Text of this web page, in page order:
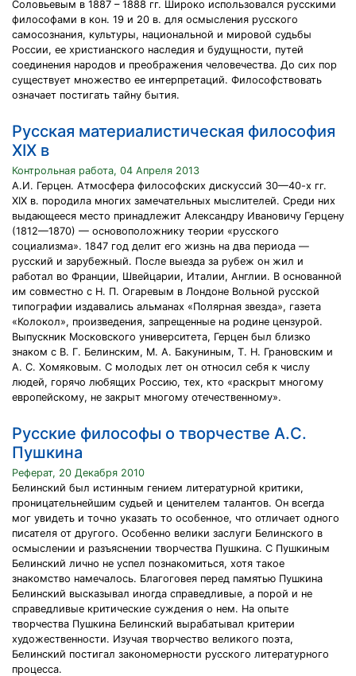
Соловьевым в 1887 – 1888 гг. Широко использовался русскими
философами в кон. 19 и 20 в. для осмысления русского
самосознания, культуры, национальной и мировой судьбы
России, ее христианского наследия и будущности, путей
соединения народов и преображения человечества. До сих пор
существует множество ее интерпретаций. Философствовать
означает постигать тайну бытия.
Русская материалистическая философия
XIX в
Контрольная работа, 04 Апреля 2013
А.И. Герцен. Атмосфера философских дискуссий 30—40-х гг.
XIX в. породила многих замечательных мыслителей. Среди них
выдающееся место принадлежит Александру Ивановичу Герцену
(1812—1870) — основоположнику теории «русского
социализма». 1847 год делит его жизнь на два периода —
русский и зарубежный. После выезда за рубеж он жил и
работал во Франции, Швейцарии, Италии, Англии. В основанной
им совместно с Н. П. Огаревым в Лондоне Вольной русской
типографии издавались альманах «Полярная звезда», газета
«Колокол», произведения, запрещенные на родине цензурой.
Выпускник Московского университета, Герцен был близко
знаком с В. Г. Белинским, М. А. Бакуниным, Т. Н. Грановским и
А. С. Хомяковым. С молодых лет он относил себя к числу
людей, горячо любящих Россию, тех, кто «раскрыт многому
европейскому, не закрыт многому отечественному».
Русские философы о творчестве А.С.
Пушкина
Реферат, 20 Декабря 2010
Белинский был истинным гением литературной критики,
проницательнейшим судьей и ценителем талантов. Он всегда
мог увидеть и точно указать то особенное, что отличает одного
писателя от другого. Особенно велики заслуги Белинского в
осмыслении и разъяснении творчества Пушкина. С Пушкиным
Белинский лично не успел познакомиться, хотя такое
знакомство намечалось. Благоговея перед памятью Пушкина
Белинский высказывал иногда справедливые, а порой и не
справедливые критические суждения о нем. На опыте
творчества Пушкина Белинский вырабатывал критерии
художественности. Изучая творчество великого поэта,
Белинский постигал закономерности русского литературного
процесса.